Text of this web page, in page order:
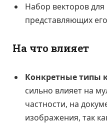
Набор векторов для
представляющих
На что влияет
Конкретные типы
сильно влияет на
частности, на
изображения, так